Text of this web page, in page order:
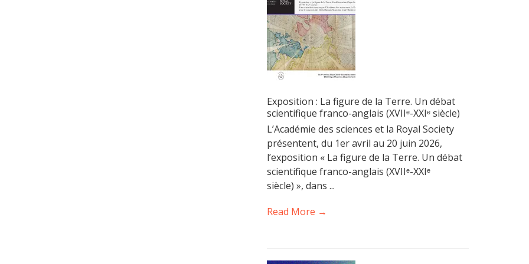
Exposition : La figure de la Terre. Un débat
scientifique franco-anglais (XVIIᵉ-XXIᵉ siècle)
L’Académie des sciences et la Royal Society
présentent, du 1er avril au 20 juin 2026,
l’exposition « La figure de la Terre. Un débat
scientifique franco-anglais (XVIIᵉ-XXIᵉ
siècle) », dans ...
Read More →